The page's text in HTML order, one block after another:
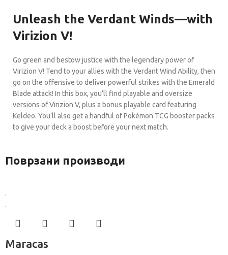
Unleash the Verdant Winds—with
Virizion V!
Go green and bestow justice with the legendary power of
Virizion V! Tend to your allies with the Verdant Wind Ability, then
go on the offensive to deliver powerful strikes with the Emerald
Blade attack! In this box, you’ll find playable and oversize
versions of Virizion V, plus a bonus playable card featuring
Keldeo. You’ll also get a handful of Pokémon TCG booster packs
to give your deck a boost before your next match.
Поврзани производи
Maracas